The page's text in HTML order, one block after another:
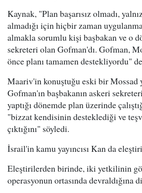
Kaynak, "Plan başarısız olmadı,
almadığı için hiçbir zaman
almakla sorumlu kişi başbakan ve o
sekreteri olan Gofman'dı. Gofman,
önce planı tamamen destekliyordu"
Maariv'in konuştuğu eski bir Mossad
Gofman'ın başbakanın askeri
yaptığı dönemde plan üzerinde
"bizzat kendisinin desteklediği ve
çıktığını" söyledi.
İsrail'in kamu yayıncısı Kan da
Eleştirilerden birinde, iki yetkilinin
operasyonun ortasında devraldığına